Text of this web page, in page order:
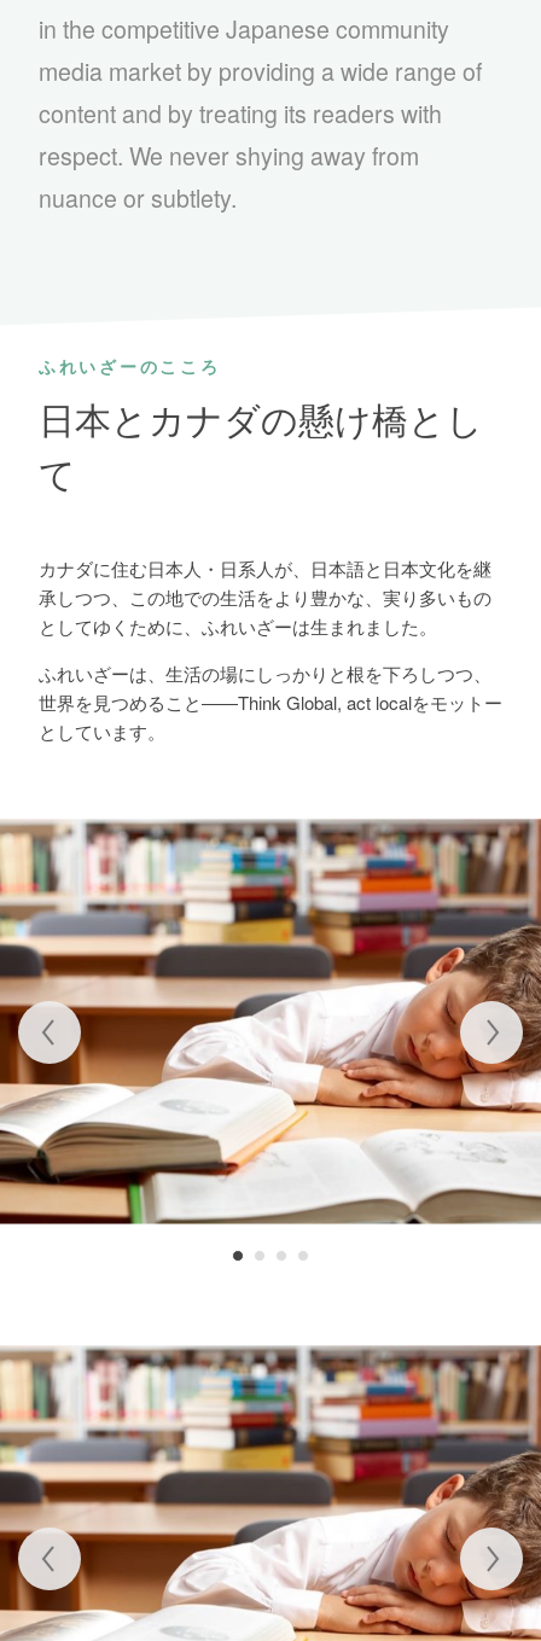
in the competitive Japanese community
media market by providing a wide range of
content and by treating its readers with
respect. We never shying away from
nuance or subtlety.
ふれいざーのこころ
日本とカナダの懸け橋とし
て
カナダに住む日本人・日系人が、日本語と日本文化を継
承しつつ、この地での生活をより豊かな、実り多いもの
としてゆくために、ふれいざーは生まれました。
ふれいざーは、生活の場にしっかりと根を下ろしつつ、
世界を見つめること――Think Global, act localをモットー
としています。